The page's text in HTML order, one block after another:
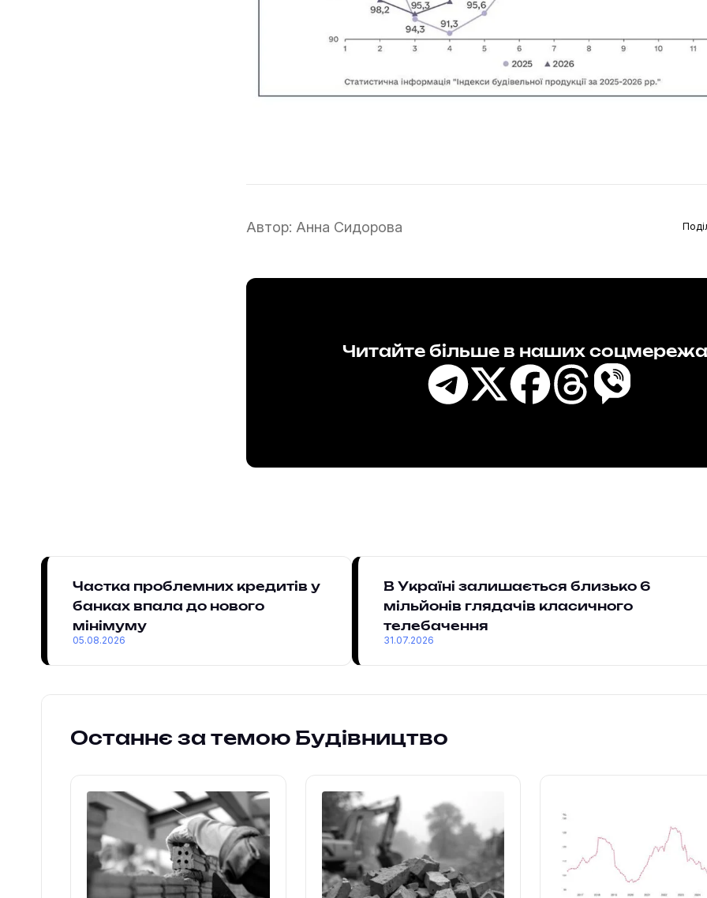
Автор: Анна Сидорова
Читайте більше в наших
Частка проблемних кредитів у
банках впала до нового
мінімуму
05.08.2026
В Україні залишається близько 6
мільйонів глядачів класичного
телебачення
31.07.2026
Останнє за темою Будівництво